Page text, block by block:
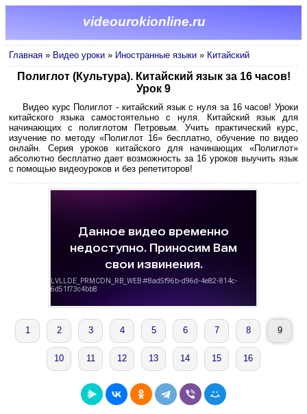
videourokionline.ru
Главная » Видео уроки » Иностранные языки » Китайский
Полиглот (Культура). Китайский язык за 16 часов!
Урок 9
Видео курс Полиглот - китайский язык с нуля за 16 часов! Уроки
китайского языка самостоятельно с нуля. Китайский язык для
начинающих с полиглотом Петровым. Учить практический курс,
изучение по методу «Полиглот 16» бесплатно, обучение по видео
онлайн. Серия уроков китайского для начинающих «Полиглот»
абсолютно бесплатно дает возможность за 16 уроков выучить язык
с помощью видеоуроков и без репетиторов!
1 2 3 4 5 6 7 8 9
10 11 12 13 14 15 16